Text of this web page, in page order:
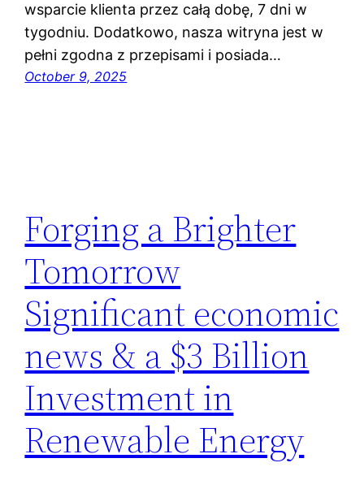
wsparcie klienta przez całą dobę, 7 dni w
tygodniu. Dodatkowo, nasza witryna jest w
pełni zgodna z przepisami i posiada…
October 9, 2025
Forging a Brighter
Tomorrow
Significant economic
news & a $3 Billion
Investment in
Renewable Energy